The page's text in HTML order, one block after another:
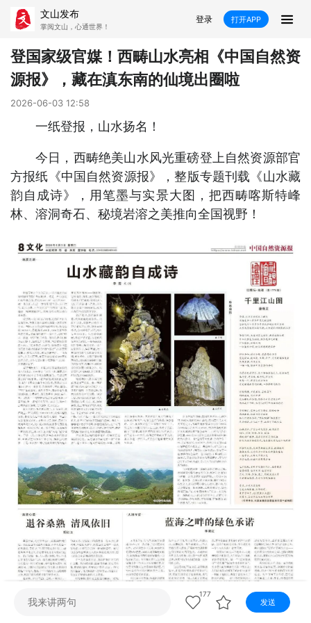
文山发布
掌阅文山，心通世界！
登录 打开APP
新闻
飞卡阅读 推荐 政声
康养 社会 科教 经济
民族 商务
县市
文山市 砚山县 麻栗坡县
丘北县 富宁县
视听
视频快刷 视频点播 阿文工作室 文山新闻
壮语节目 苗语节目 瑶语节目
登国家级官媒！西畴山水亮相《中国自然资
源报》，藏在滇东南的仙境出圈啦
2026-06-03 12:58
一纸登报，山水扬名！
今日，西畴绝美山水风光重磅登上自然资源部官
方报纸《中国自然资源报》，整版专题刊载《山水藏
韵自成诗》，用笔墨与实景大图，把西畴喀斯特峰
林、溶洞奇石、秘境岩溶之美推向全国视野！
177
发送